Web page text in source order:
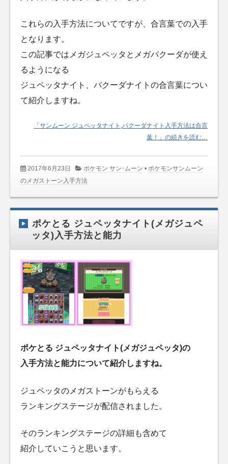
これらの入手方法についてですが、合言葉での入手
となります。
この記事ではメガジュペッタとメガバクーダが使え
るようになる
ジュペッタナイト、バクーダナイトの合言葉につい
て紹介しますね。
「サンムーン ジュペッタナイト,バクーダナイト入手方法は合言
葉！」の続きを読む…
2017年6月23日 ポケモン サン･ムーン •ポケモンサンムーン
のメガストーン入手方法
ポケとる ジュペッタナイト(メガジュペ
ッタ)入手方法と能力
ポケとる ジュペッタナイト(メガジュペッタ)の
入手方法と能力について紹介しますね。
ジュペッタのメガストーンがもらえる
ランキングステージが配信されました。
そのランキングステージの詳細も含めて
紹介していこうと思います。